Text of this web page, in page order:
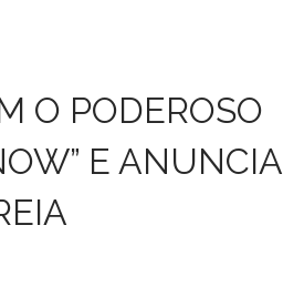
O PODEROSO
E ANUNCIA